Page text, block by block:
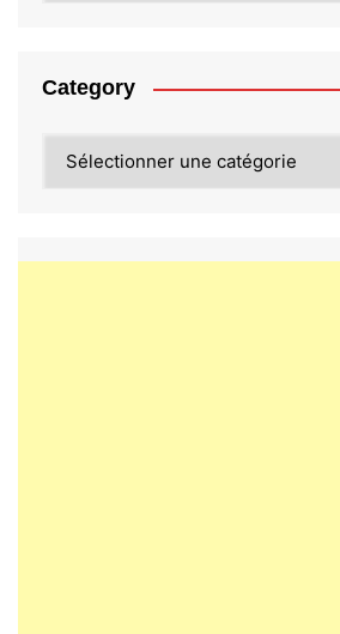
Category